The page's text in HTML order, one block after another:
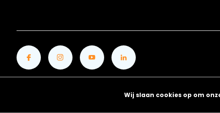
Wij slaan cookies op om